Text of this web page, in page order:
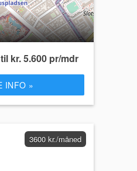
kr. 5.600 pr/mdr
INFO »
3600 kr./måned